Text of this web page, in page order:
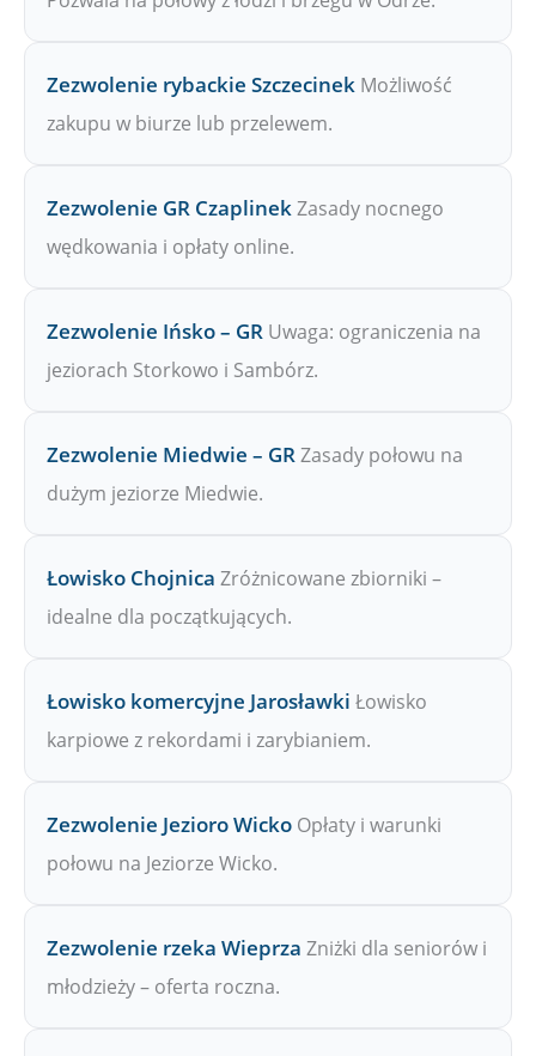
Zezwolenie rybackie Szczecinek Możliwość
zakupu w biurze lub przelewem.
Zezwolenie GR CzaplinekZasady nocnego
wędkowania i opłaty online.
Zezwolenie Ińsko – GR Uwaga: ograniczenia na
jeziorach Storkowo i Sambórz.
Zezwolenie Miedwie – GRZasady połowu na
dużym jeziorze Miedwie.
Łowisko Chojnica Zróżnicowane zbiorniki –
idealne dla początkujących.
Łowisko komercyjne Jarosławki Łowisko
karpiowe z rekordami i zarybianiem.
Zezwolenie Jezioro Wicko Opłaty i warunki
połowu na Jeziorze Wicko.
Zezwolenie rzeka Wieprza Zniżki dla seniorów i
młodzieży – oferta roczna.